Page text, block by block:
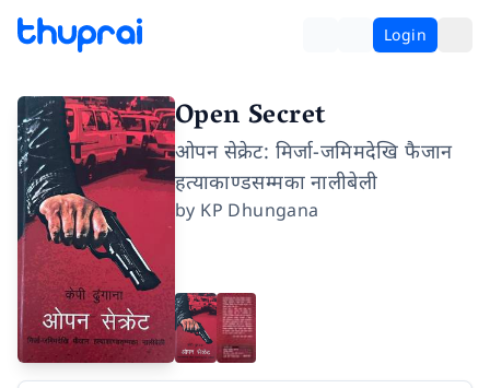
Login
Open Secret
ओपन सेक्रेट: मिर्जा-जमिमदेखि फैजान
हत्याकाण्डसम्मका नालीबेली
by KP Dhungana